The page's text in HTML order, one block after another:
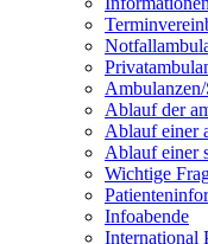
Ablauf der
Ablauf einer
Ablauf einer
Wichtige
Infoabende
International